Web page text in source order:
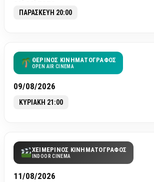
ΠΑΡΑΣΚΕΥΗ 20:00
ΘΕΡΙΝΟΣ ΚΙΝΗΜΑΤΟΓΡΑΦΟΣ
OPEN AIR CINEMA
09/08/2026
ΚΥΡΙΑΚΗ 21:00
ΧΕΙΜΕΡΙΝΟΣ ΚΙΝΗΜΑΤΟΓΡΑΦΟΣ
INDOOR CINEMA
11/08/2026